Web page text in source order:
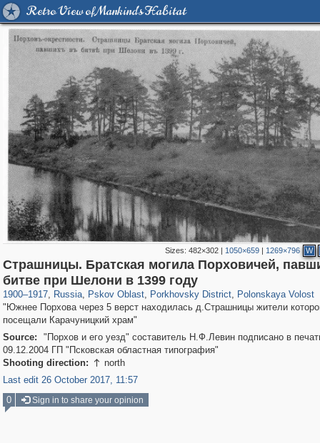
Retro View of Mankind's Habitat
Sizes:482×302 | 1050×659 | 1269×796 W
Страшницы. Братская могила Порховичей,
битве при Шелони в 1399 году
1900–1917, Russia
1,406,485 29,243
, Pskov Oblast
17,713 1,350
, Porkhovsky District
933 16
, Polonskaya Volost
"Южнее Порхова через 5 верст находилась д.Страшницы жители
посещали Карачуницкий храм"
Source:
"Порхов и его уезд" составитель Н.Ф.Левин подписано в
09.12.2004 ГП "Псковская областная типография"
Shooting direction:  north
Last edit 26 October 2017, 11:57
0
Sign in to share your opinion